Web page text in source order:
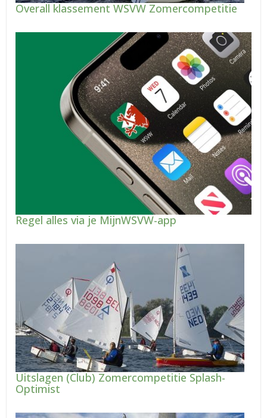
Overall klassement WSVW Zomercompetitie
Regel alles via je MijnWSVW-app
Uitslagen (Club) Zomercompetitie Splash-
Optimist